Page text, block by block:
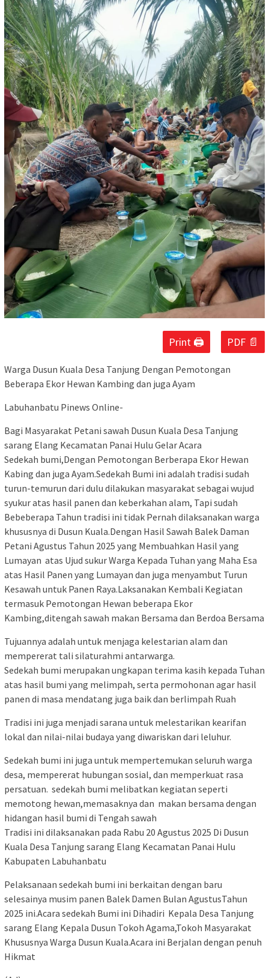
Print 🖨 PDF 📄
Warga Dusun Kuala Desa Tanjung Dengan Pemotongan
Beberapa Ekor Hewan Kambing dan juga Ayam
Labuhanbatu Pinews Online-
Bagi Masyarakat Petani sawah Dusun Kuala Desa Tanjung
sarang Elang Kecamatan Panai Hulu Gelar Acara
Sedekah bumi,Dengan Pemotongan Berberapa Ekor Hewan
Kabing dan juga Ayam.Sedekah Bumi ini adalah tradisi sudah
turun-temurun dari dulu dilakukan masyarakat sebagai wujud
syukur atas hasil panen dan keberkahan alam, Tapi sudah
Bebeberapa Tahun tradisi ini tidak Pernah dilaksanakan warga
khususnya di Dusun Kuala.Dengan Hasil Sawah Balek Daman
Petani Agustus Tahun 2025 yang Membuahkan Hasil yang
Lumayan atas Ujud sukur Warga Kepada Tuhan yang Maha Esa
atas Hasil Panen yang Lumayan dan juga menyambut Turun
Kesawah untuk Panen Raya.Laksanakan Kembali Kegiatan
termasuk Pemotongan Hewan beberapa Ekor
Kambing,ditengah sawah makan Bersama dan Berdoa Bersama
Tujuannya adalah untuk menjaga kelestarian alam dan
mempererat tali silaturahmi antarwarga.
Sedekah bumi merupakan ungkapan terima kasih kepada Tuhan
atas hasil bumi yang melimpah, serta permohonan agar hasil
panen di masa mendatang juga baik dan berlimpah Ruah
Tradisi ini juga menjadi sarana untuk melestarikan kearifan
lokal dan nilai-nilai budaya yang diwariskan dari leluhur.
Sedekah bumi ini juga untuk mempertemukan seluruh warga
desa, mempererat hubungan sosial, dan memperkuat rasa
persatuan. sedekah bumi melibatkan kegiatan seperti
memotong hewan,memasaknya dan makan bersama dengan
hidangan hasil bumi di Tengah sawah
Tradisi ini dilaksanakan pada Rabu 20 Agustus 2025 Di Dusun
Kuala Desa Tanjung sarang Elang Kecamatan Panai Hulu
Kabupaten Labuhanbatu
Pelaksanaan sedekah bumi ini berkaitan dengan baru
selesainya musim panen Balek Damen Bulan AgustusTahun
2025 ini.Acara sedekah Bumi ini Dihadiri Kepala Desa Tanjung
sarang Elang Kepala Dusun Tokoh Agama,Tokoh Masyarakat
Khususnya Warga Dusun Kuala.Acara ini Berjalan dengan penuh
Hikmat